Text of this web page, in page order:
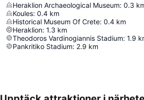
Heraklion Archaeological Museum: 0.3
Koules: 0.4 km
Historical Museum Of Crete: 0.4 km
Heraklion: 1.3 km
Theodoros Vardinogiannis Stadium: 1.9
Pankritiko Stadium: 2.9 km